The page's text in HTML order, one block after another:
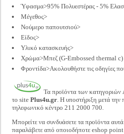
Ύφασμα>95% Πολυεστέρας - 5%
Μέγεθος>
Νούμερο παπουτσιού>
Είδος>
Υλικό κατασκευής>
Χρώμα>Μπεζ (G-Embossed thermal c)
Φροντίδα>Ακολουθήστε τις οδηγίες
Τα προϊόντα των κατηγοριών
το site Plus4u.gr. Η υποστήριξη μετά την
τηλεφωνικό κέντρο 211 2000 700.
Μπορείτε να συνδυάσετε τα προϊόντα
παραλάβετε από οποιοδήποτε eshop